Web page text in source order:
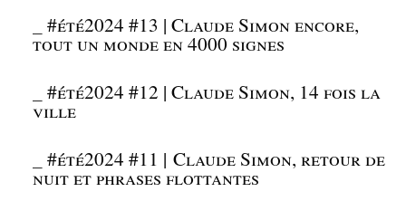
_#été2024 #13 | Claude Simon encore,
tout un monde en 4000 signes
_#été2024 #12 | Claude Simon, 14 fois la
ville
_#été2024 #11 | Claude Simon, retour de
nuit et phrases flottantes